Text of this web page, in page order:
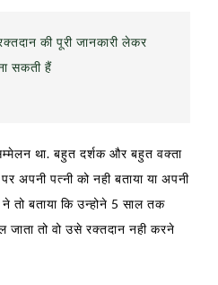
की पूरी जानकारी लेकर
सकती हैं
था. बहुत दर्शक और बहुत वक्ता
अपनी पत्नी को नही बताया या अपनी
ने तो बताया कि उन्होने 5 साल तक
तो वो उसे रक्तदान नही करने